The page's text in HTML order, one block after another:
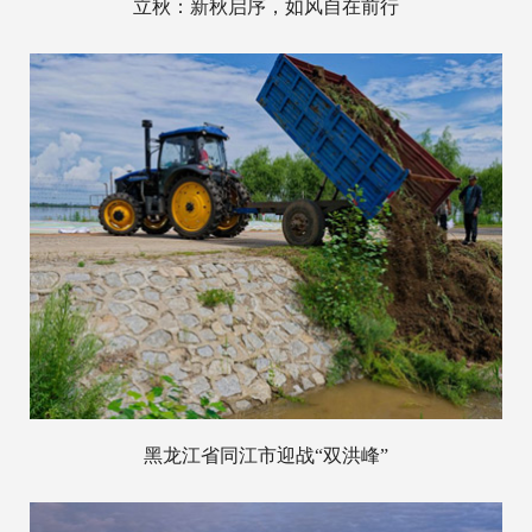
立秋：新秋启序，如风自在前行
黑龙江省同江市迎战“双洪峰”